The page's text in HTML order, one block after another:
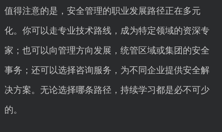
值得注意的是，安全管理的职业发展路径正在多元
化。你可以走专业技术路线，成为特定领域的资深专
家；也可以向管理方向发展，统管区域或集团的安全
事务；还可以选择咨询服务，为不同企业提供安全解
决方案。无论选择哪条路径，持续学习都是必不可少
的。